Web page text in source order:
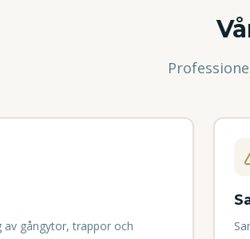
av gångytor, trappor och